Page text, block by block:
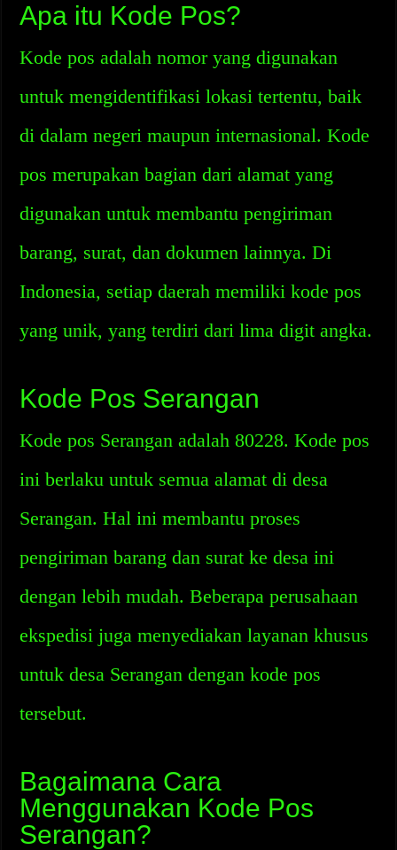
Apa itu Kode Pos?
Kode pos adalah nomor yang digunakan
untuk mengidentifikasi lokasi tertentu, baik
di dalam negeri maupun internasional. Kode
pos merupakan bagian dari alamat yang
digunakan untuk membantu pengiriman
barang, surat, dan dokumen lainnya. Di
Indonesia, setiap daerah memiliki kode pos
yang unik, yang terdiri dari lima digit angka.
Kode Pos Serangan
Kode pos Serangan adalah 80228. Kode pos
ini berlaku untuk semua alamat di desa
Serangan. Hal ini membantu proses
pengiriman barang dan surat ke desa ini
dengan lebih mudah. Beberapa perusahaan
ekspedisi juga menyediakan layanan khusus
untuk desa Serangan dengan kode pos
tersebut.
Bagaimana Cara
Menggunakan Kode Pos
Serangan?